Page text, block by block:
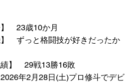
】 23歳10か月
】 ずっと格闘技が好きだったか
績】 29戦13勝16敗
年2月28日(土)プロ修斗でデビ